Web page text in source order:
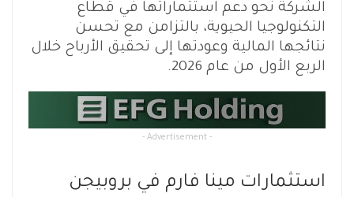
الشركة نحو دعم استثماراتها في قطاع
التكنولوجيا الحيوية، بالتزامن مع تحسن
نتائجها المالية وعودتها إلى تحقيق الأرباح خلال
الربع الأول من عام 2026.
- Advertisement -
استثمارات مينا فارم في بروبيجن